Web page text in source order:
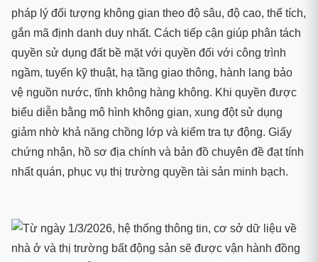
pháp lý đối tượng không gian theo độ sâu, độ cao, thể tích,
gắn mã định danh duy nhất. Cách tiếp cận giúp phân tách
quyền sử dụng đất bề mặt với quyền đối với công trình
ngầm, tuyến kỹ thuật, hạ tầng giao thông, hành lang bảo
vệ nguồn nước, tĩnh không hàng không. Khi quyền được
biểu diễn bằng mô hình không gian, xung đột sử dụng
giảm nhờ khả năng chồng lớp và kiểm tra tự động. Giấy
chứng nhận, hồ sơ địa chính và bản đồ chuyên đề đạt tính
nhất quán, phục vụ thị trường quyền tài sản minh bạch.